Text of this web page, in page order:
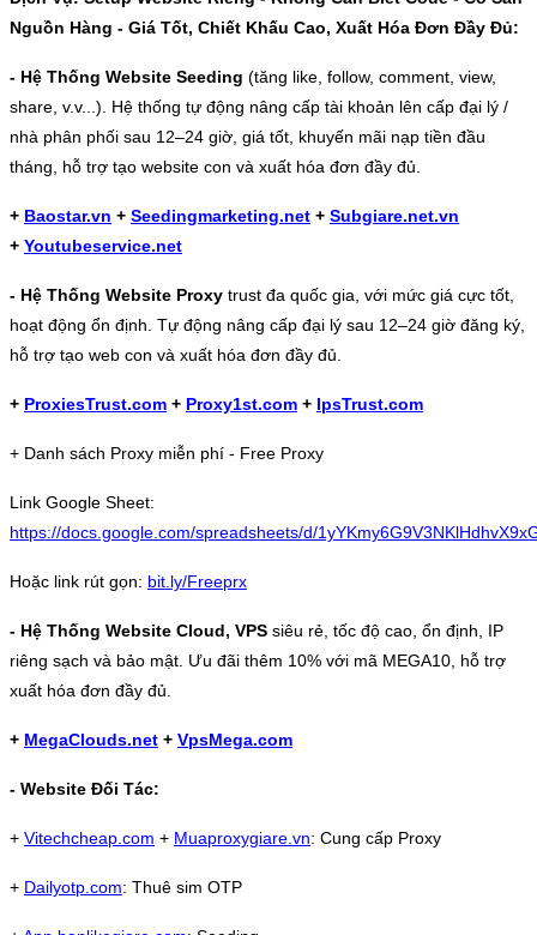
Nguồn Hàng - Giá Tốt, Chiết Khấu Cao, Xuất Hóa Đơn Đầy Đủ:
- Hệ Thống Website Seeding (tăng like, follow, comment, view,
share, v.v...). Hệ thống tự động nâng cấp tài khoản lên cấp đại lý /
nhà phân phối sau 12–24 giờ, giá tốt, khuyến mãi nạp tiền đầu
tháng, hỗ trợ tạo website con và xuất hóa đơn đầy đủ.
+ Baostar.vn + Seedingmarketing.net + Subgiare.net.vn
+ Youtubeservice.net
- Hệ Thống Website Proxy trust đa quốc gia, với mức giá cực tốt,
hoạt động ổn định. Tự động nâng cấp đại lý sau 12–24 giờ đăng ký,
hỗ trợ tạo web con và xuất hóa đơn đầy đủ.
+ ProxiesTrust.com + Proxy1st.com + IpsTrust.com
+ Danh sách Proxy miễn phí - Free Proxy
Link Google Sheet:
https://docs.google.com/spreadsheets/d/
Hoặc link rút gọn: bit.ly/Freeprx
- Hệ Thống Website Cloud, VPS siêu rẻ, tốc độ cao, ổn định, IP
riêng sạch và bảo mật. Ưu đãi thêm 10% với mã MEGA10, hỗ trợ
xuất hóa đơn đầy đủ.
+ MegaClouds.net + VpsMega.com
- Website Đối Tác:
+ Vitechcheap.com + Muaproxygiare.vn: Cung cấp Proxy
+ Dailyotp.com: Thuê sim OTP